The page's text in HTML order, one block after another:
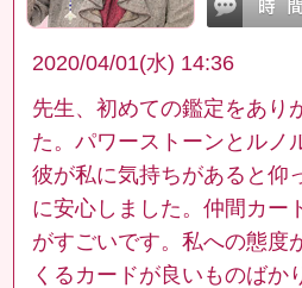
2020/04/01(水) 14:36
先生、初めての鑑定をあり
た。パワーストーンとルノ
彼が私に気持ちがあると仰
に安心しました。仲間カー
がすごいです。私への態度
くるカードが良いものばか